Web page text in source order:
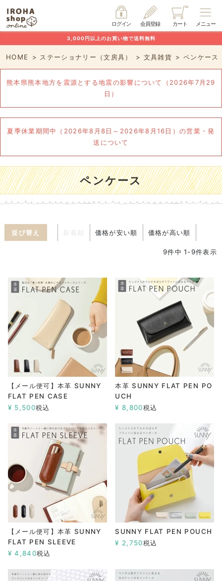
メニュー
カート
会員登録
ログイン
3,000円以上のお買い物で送料無料
HOME ステーショナリー（文房具） 文具雑貨 ペンケース
熊本県熊本地方を震源とする地震の影響について（2026年7月29
日）
夏季休業期間中（2026年8月8日～2026年8月16日）の営業・発
送について
ペンケース
並び替え 価格が安い順 価格が高い順
9件中 1-9件表示
【メール便可】本革 SUNNY
FLAT PEN CASE
¥ 5,500税込
本革 SUNNY FLAT PEN PO
UCH
¥ 8,800税込
【メール便可】本革 SUNNY
FLAT PEN SLEEVE
¥ 4,840税込
SUNNY FLAT PEN POUCH
¥ 2,750税込